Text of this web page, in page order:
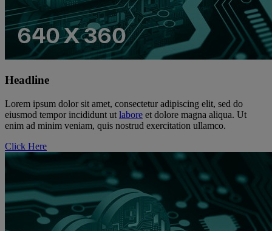
Headline
Lorem ipsum dolor sit amet, consectetur adipiscing elit, sed do
eiusmod tempor incididunt ut labore et dolore magna aliqua. Ut
enim ad minim veniam, quis nostrud exercitation ullamco.
Click Here